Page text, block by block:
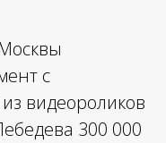
с
видеороликов
300 000